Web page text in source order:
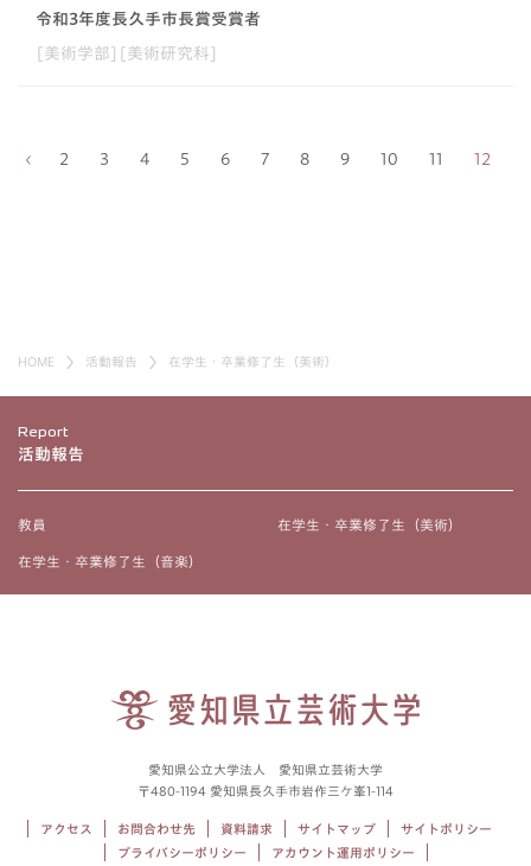
令和3年度長久手市長賞受賞者
[美術学部][美術研究科]
2 3 4 5 6 7 8 9 10 11 12
HOME 活動報告 在学生・卒業修了生（美術）
Report
活動報告
教員 在学生・卒業修了生（美術）
在学生・卒業修了生（音楽）
愛知県公立大学法人 愛知県立芸術大学
〒480-1194 愛知県長久手市岩作三ケ峯1-114
アクセス お問合わせ先 資料請求 サイトマップ
サイトポリシー
プライバシーポリシー
アカウント運用ポリシー